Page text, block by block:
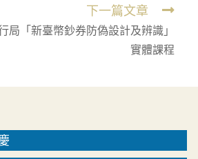
下一篇文章
局「新臺幣鈔券防偽設計及辨識」
實體課程